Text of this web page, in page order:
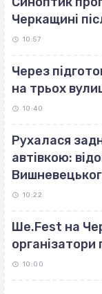
Черкащині
10:57
Через
на трьох
10:40
Рухалася
автівкою:
10:22
Ше.Fest на
10:00